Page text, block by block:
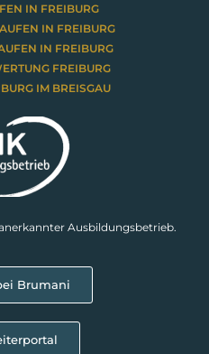
IN FREIBURG
IN FREIBURG
IN FREIBURG
FREIBURG
IM BREISGAU
Ausbildungsbetrieb.
Brumani